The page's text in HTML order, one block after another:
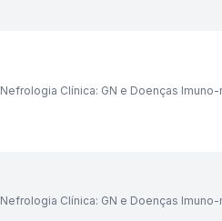
Nefrologia Clínica: GN e Doenças
Nefrologia Clínica: GN e Doenças